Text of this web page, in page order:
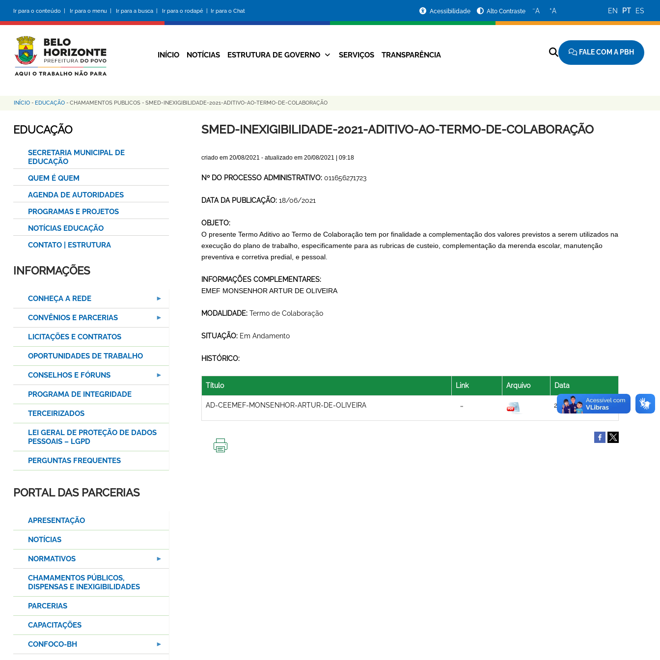
conteúdo
principal
Ir para o conteúdo | Ir para o menu | Ir para a busca | Ir para o rodapé | Ir para o Chat
da
Prefeitura
Acessibilidade Alto Contraste −A +A EN PT ES
Navegação
INÍCIO NOTÍCIAS ESTRUTURA DE GOVERNO SERVIÇOS TRANSPARÊNCIA FALE COM A PBH
Trilha
de
INÍCIO - EDUCAÇÃO - CHAMAMENTOS PUBLICOS - SMED-INEXIGIBILIDADE-2021-ADITIVO-AO-TERMO-DE-COLABORAÇÃO
SMED-INEXIGIBILIDADE-2021-ADITIVO-AO-TERMO-DE-COLABORAÇÃO
criado em 20/08/2021 - atualizado em 20/08/2021 | 09:18
Nº DO PROCESSO ADMINISTRATIVO: 011656271723
DATA DA PUBLICAÇÃO: 18/06/2021
OBJETO:
O presente Termo Aditivo ao Termo de Colaboração tem por finalidade a complementação dos valores previstos a serem utilizados na
execução do plano de trabalho, especificamente para as rubricas de custeio, complementação da merenda escolar, manutenção
preventiva e corretiva predial, e pessoal.
INFORMAÇÕES COMPLEMENTARES:
EMEF MONSENHOR ARTUR DE OLIVEIRA
MODALIDADE: Termo de Colaboração
SITUAÇÃO: Em Andamento
HISTÓRICO:
Título Link Arquivo Data
AD-CEEMEF-MONSENHOR-ARTUR-DE-OLIVEIRA 20/08/2021
EDUCAÇÃO
SECRETARIA MUNICIPAL DE
EDUCAÇÃO
QUEM É QUEM
AGENDA DE AUTORIDADES
PROGRAMAS E PROJETOS
NOTÍCIAS EDUCAÇÃO
CONTATO | ESTRUTURA
INFORMAÇÕES
CONHEÇA A REDE
CONVÊNIOS E PARCERIAS
LICITAÇÕES E CONTRATOS
OPORTUNIDADES DE TRABALHO
CONSELHOS E FÓRUNS
PROGRAMA DE INTEGRIDADE
TERCEIRIZADOS
LEI GERAL DE PROTEÇÃO DE DADOS
PESSOAIS – LGPD
PERGUNTAS FREQUENTES
PORTAL DAS PARCERIAS
APRESENTAÇÃO
NOTÍCIAS
NORMATIVOS
CHAMAMENTOS PÚBLICOS,
DISPENSAS E INEXIGIBILIDADES
PARCERIAS
CAPACITAÇÕES
CONFOCO-BH